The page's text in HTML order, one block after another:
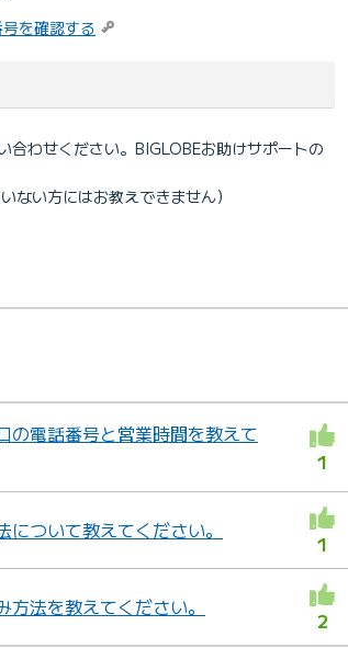
を確認する
わせください。BIGLOBEお助けサポートの
ない方にはお教えできません）
の電話番号と営業時間を教えて
1
ついて教えてください。
1
法を教えてください。
2